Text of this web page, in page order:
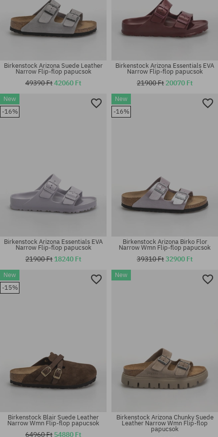
Elérhető méretek:
36; 37; 38; 39; 40
Elérhető méretek:
36; 37; 38; 39
Elérhető méretek:
36; 37; 38; 39; 40; 41
Birkenstock Arizona Suede Leather
Narrow Flip-flop papucsok
49390 Ft42060 Ft
Elérhető méretek:
Birkenstock Arizona Essentials EVA
Narrow Flip-flop papucsok
21900 Ft 20070 Ft
New
-16%
Birkenstock Arizona Essentials EVA
Narrow Flip-flop papucsok
21900 Ft 18240 Ft
New
-16%
Birkenstock Arizona Birko Flor
Narrow Wmn Flip-flop papucsok
39310 Ft32900 Ft
New
-15%
Birkenstock Blair Suede Leather
Narrow Wmn Flip-flop papucsok
64960 Ft 54880 Ft
New
Birkenstock Arizona Chunky Suede
Leather Narrow Wmn Flip-flop
papucsok